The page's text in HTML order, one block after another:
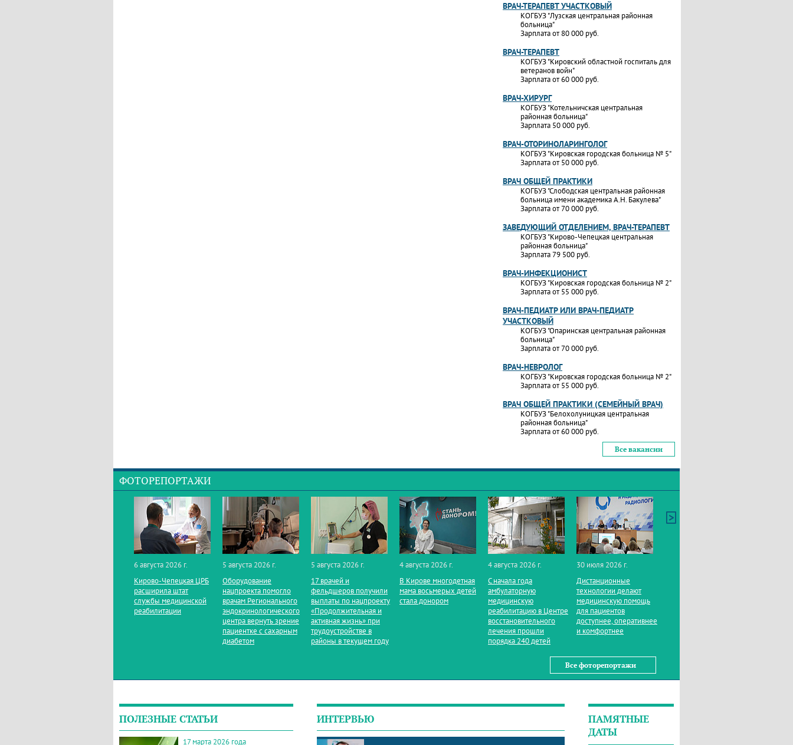
ВРАЧ-ТЕРАПЕВТ УЧАСТКОВЫЙ
КОГБУЗ "Лузская центральная районная
больница"
Зарплата от 80 000 руб.
ВРАЧ-ТЕРАПЕВТ
КОГБУЗ "Кировский областной госпиталь для
ветеранов войн"
Зарплата от 60 000 руб.
ВРАЧ-ХИРУРГ
КОГБУЗ "Котельничская центральная
районная больница"
Зарплата 50 000 руб.
ВРАЧ-ОТОРИНОЛАРИНГОЛОГ
КОГБУЗ "Кировская городская больница № 5"
Зарплата от 50 000 руб.
ВРАЧ ОБЩЕЙ ПРАКТИКИ
КОГБУЗ "Слободская центральная районная
больница имени академика А.Н. Бакулева"
Зарплата от 70 000 руб.
ЗАВЕДУЮЩИЙ ОТДЕЛЕНИЕМ, ВРАЧ-ТЕРАПЕВТ
КОГБУЗ "Кирово-Чепецкая центральная
районная больница"
Зарплата 79 500 руб.
ВРАЧ-ИНФЕКЦИОНИСТ
КОГБУЗ "Кировская городская больница № 2"
Зарплата от 55 000 руб.
ВРАЧ-ПЕДИАТР ИЛИ ВРАЧ-ПЕДИАТР
УЧАСТКОВЫЙ
КОГБУЗ "Опаринская центральная районная
больница"
Зарплата от 70 000 руб.
ВРАЧ-НЕВРОЛОГ
КОГБУЗ "Кировская городская больница № 2"
Зарплата от 55 000 руб.
ВРАЧ ОБЩЕЙ ПРАКТИКИ (СЕМЕЙНЫЙ ВРАЧ)
КОГБУЗ "Белохолуницкая центральная
районная больница"
Зарплата от 60 000 руб.
Все вакансии
ФОТОРЕПОРТАЖИ
6 августа 2026 г.
Кирово‑Чепецкая ЦРБ
расширила штат
службы медицинской
реабилитации
5 августа 2026 г.
Оборудование
нацпроекта помогло
врачам Регионального
эндокринологического
центра вернуть зрение
пациентке с сахарным
диабетом
5 августа 2026 г.
17 врачей и
фельдшеров получили
выплаты по нацпроекту
«Продолжительная и
активная жизнь» при
трудоустройстве в
районы в текущем году
4 августа 2026 г.
В Кирове многодетная
мама восьмерых детей
стала донором
4 августа 2026 г.
С начала года
амбулаторную
медицинскую
реабилитацию в Центре
восстановительного
лечения прошли
порядка 240 детей
30 июля 2026 г.
Дистанционные
технологии делают
медицинскую помощь
для пациентов
доступнее, оперативнее
и комфортнее
Все фоторепортажи
ПОЛЕЗНЫЕ СТАТЬИ
17 марта 2026 года
ИНТЕРВЬЮ
ПАМЯТНЫЕ
ДАТЫ